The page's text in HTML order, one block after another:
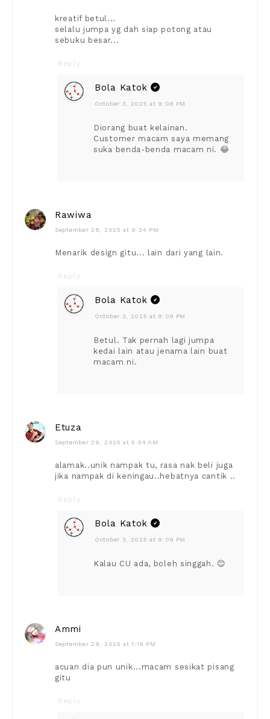
kreatif betul...
selalu jumpa yg dah siap potong atau
sebuku besar...
Reply
Bola Katok
October 3, 2025 at 9:08 PM
Diorang buat kelainan.
Customer macam saya memang
suka benda-benda macam ni. 😂
Rawiwa
September 28, 2025 at 9:24 PM
Menarik design gitu... lain dari yang lain.
Reply
Bola Katok
October 3, 2025 at 9:09 PM
Betul. Tak pernah lagi jumpa
kedai lain atau jenama lain buat
macam ni.
Etuza
September 29, 2025 at 5:54 AM
alamak..unik nampak tu, rasa nak beli juga
jika nampak di keningau..hebatnya cantik ..
Reply
Bola Katok
October 3, 2025 at 9:09 PM
Kalau CU ada, boleh singgah. 😊
Ammi
September 29, 2025 at 1:19 PM
acuan dia pun unik...macam sesikat pisang
gitu
Reply